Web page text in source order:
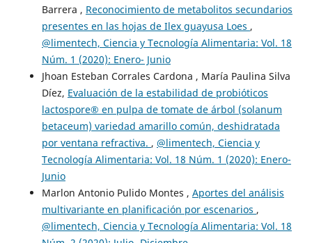
Barrera , Reconocimiento de metabolitos secundarios
presentes en las hojas de Ilex guayusa Loes ,
@limentech, Ciencia y Tecnología Alimentaria: Vol. 18
Núm. 1 (2020): Enero- Junio
Jhoan Esteban Corrales Cardona , María Paulina Silva
Díez, Evaluación de la estabilidad de probióticos
lactospore® en pulpa de tomate de árbol (solanum
betaceum) variedad amarillo común, deshidratada
por ventana refractiva. , @limentech, Ciencia y
Tecnología Alimentaria: Vol. 18 Núm. 1 (2020): Enero-
Junio
Marlon Antonio Pulido Montes , Aportes del análisis
multivariante en planificación por escenarios ,
@limentech, Ciencia y Tecnología Alimentaria: Vol. 18